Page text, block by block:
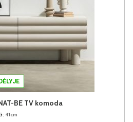
BE TV komoda
41cm